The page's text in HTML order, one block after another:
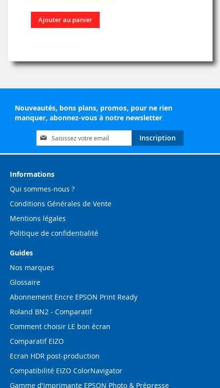
Ajouter au panier
Nouveautés, bons plans, promos, pour ne rien
manquer, abonnez-vous à notre newsletter
Inscription
à
notre
d’information
Inscription
Informations
Qui sommes-nous ?
Conditions Générales de Vente
Mentions légales
Politique de confidentialité
Guides
Nos marques
Glossaire
Abonnement Encre EPSON Print Ready
Roland BN2 - Comparatif
Comment choisir LE bon écran
Comparatif EIZO
Ecran HDR post-production
Compatibilité EIZO ColorNavigator
Gamme d'imprimante EPSON Photo & Prépresse